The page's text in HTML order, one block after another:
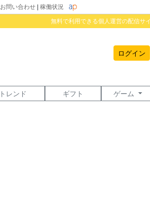
お問い合わせ 稼働状況
無料で利用できる個人運営の配信サ
ログイン
トレンド ギフト ゲーム